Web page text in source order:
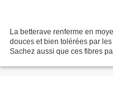
La betterave renferme en
douces et bien tolérées par
Sachez aussi que ces fibres